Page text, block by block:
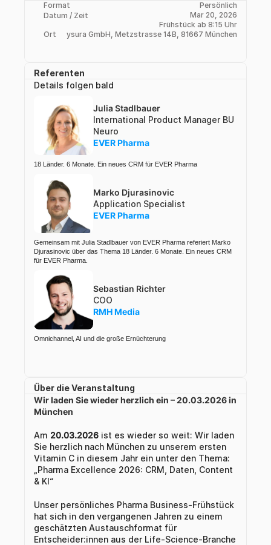
Über die Veranstaltung
Wir laden Sie wieder herzlich ein – 20.03.2026 in
München
Am 20.03.2026 ist es wieder so weit: Wir laden
Sie herzlich nach München zu unserem ersten
Vitamin C in diesem Jahr ein unter den Thema:
„Pharma Excellence 2026: CRM, Daten, Content
& KI“
Unser persönliches Pharma Business-Frühstück
hat sich in den vergangenen Jahren zu einem
geschätzten Austauschformat für
Entscheider:innen aus der Life-Science-Branche
Format
Persönlich
Datum / Zeit
Mar 20, 2026
Frühstück ab 8:15 Uhr
Ort
ysura GmbH, Metzstrasse 14B, 81667 München
Referenten
Details folgen bald
Julia Stadlbauer
International Product Manager BU
Neuro
EVER Pharma
18 Länder. 6 Monate. Ein neues CRM für EVER Pharma
Marko Djurasinovic
Application Specialist
EVER Pharma
Gemeinsam mit Julia Stadlbauer von EVER Pharma referiert Marko
Djurasinovic über das Thema 18 Länder. 6 Monate. Ein neues CRM
für EVER Pharma.
Sebastian Richter
COO
RMH Media
Omnichannel, AI und die große Ernüchterung